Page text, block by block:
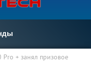
Pro + занял призовое